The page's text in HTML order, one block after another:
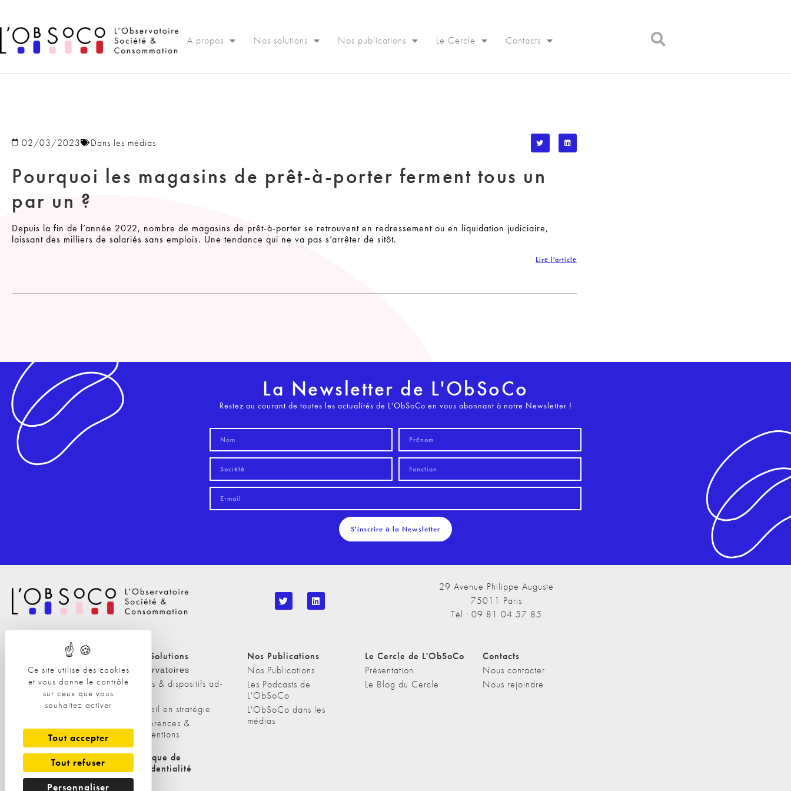
Ce site utilise des cookies
et vous donne le contrôle
sur ceux que vous
souhaitez activer
Tout accepter
Tout refuser
Personnaliser
A propos Nos solutions Nos publications Le Cercle Contacts
02/03/2023 Dans les médias
Pourquoi les magasins de prêt-à-porter ferment tous un
par un ?
Depuis la fin de l’année 2022, nombre de magasins de prêt-à-porter se retrouvent en redressement ou en liquidation judiciaire,
laissant des milliers de salariés sans emplois. Une tendance qui ne va pas s’arrêter de sitôt.
Lire l'article
La Newsletter de L'ObSoCo
Restez au courant de toutes les actualités de L'ObSoCo en vous abonnant à notre Newsletter !
S'inscrire à la Newsletter
29 Avenue Philippe Auguste
75011 Paris
Tél : 09 81 04 57 85
Nos Solutions
A propos
L'équipe
Nos clients
Nos Solutions
Observatoires
Etudes & dispositifs ad-
Conseil en stratégie
Conférences &
interventions
Nos Publications
Nos Publications
Les Podcasts de
L'ObSoCo
L'ObSoCo dans les
médias
Le Cercle de L'ObSoCo
Présentation
Le Blog du Cercle
Contacts
Nous contacter
Nous rejoindre
Politique de cookies
Politique de
confidentialité